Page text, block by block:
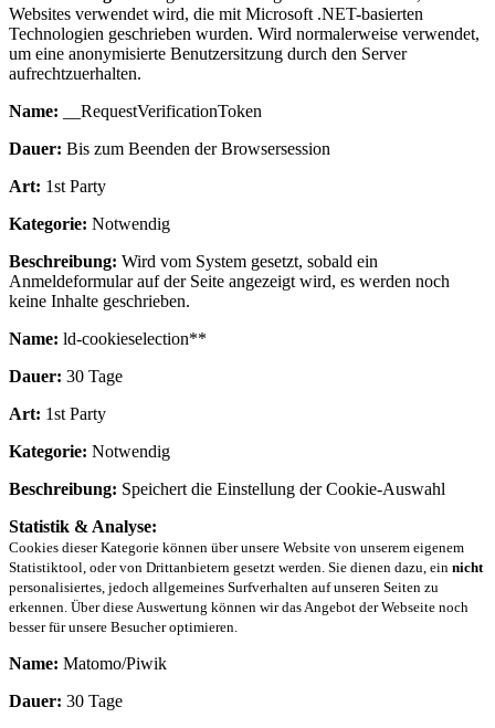
Websites verwendet wird, die mit Microsoft .NET-basierten
Technologien geschrieben wurden. Wird normalerweise verwendet,
um eine anonymisierte Benutzersitzung durch den Server
aufrechtzuerhalten.
Name: __RequestVerificationToken
Dauer: Bis zum Beenden der Browsersession
Art: 1st Party
Kategorie: Notwendig
Beschreibung: Wird vom System gesetzt, sobald ein
Anmeldeformular auf der Seite angezeigt wird, es werden noch
keine Inhalte geschrieben.
Name: ld-cookieselection**
Dauer: 30 Tage
Art: 1st Party
Kategorie: Notwendig
Beschreibung: Speichert die Einstellung der Cookie-Auswahl
Statistik & Analyse:
Cookies dieser Kategorie können über unsere Website von unserem eigenem
Statistiktool, oder von Drittanbietern gesetzt werden. Sie dienen dazu, ein nicht
personalisiertes, jedoch allgemeines Surfverhalten auf unseren Seiten zu
erkennen. Über diese Auswertung können wir das Angebot der Webseite noch
besser für unsere Besucher optimieren.
Name: Matomo/Piwik
Dauer: 30 Tage